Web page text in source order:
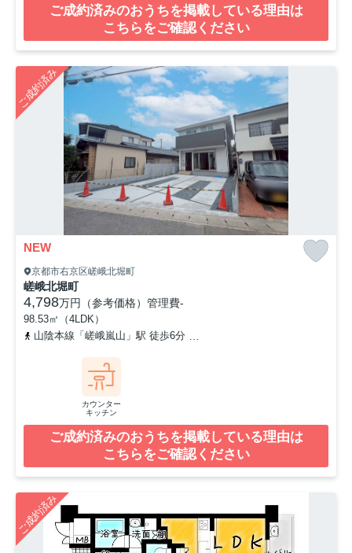
ご成約済みのおうちを掲載している理由は
こちらをご確認ください
ご成約済み
NEW
京都市右京区嵯峨北堀町
嵯峨北堀町
4,798万円（参考価格） 管理費-
98.53㎡（4LDK）
山陰本線「嵯峨嵐山」駅 徒歩6分
カウンター
キッチン
ご成約済みのおうちを掲載している理由は
こちらをご確認ください
ご成約済み